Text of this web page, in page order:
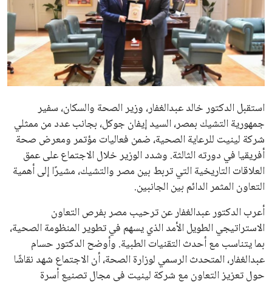
علوم وتكنولوجيا
المرأة والجمال
حوادث
محافظات
عمر إبراهيم منذ 16 أيام
يبدو أن السويسري جياني إنفانتينو في طريقه للاحتفاظ بمنصبه
كرئيس للاتحاد الدولي لكرة القدم “فيفا” لفترة رابعة، بعد أن حصل
على تأييد واسع من أكثر من 200 اتحاد وطني من أصل 211 في
الجمعية العمومية. مما يعزز فرصته للفوز في الانتخابات المقررة عام
2027، ويجعله المرشح الأكثر حظًا حتى الآن.